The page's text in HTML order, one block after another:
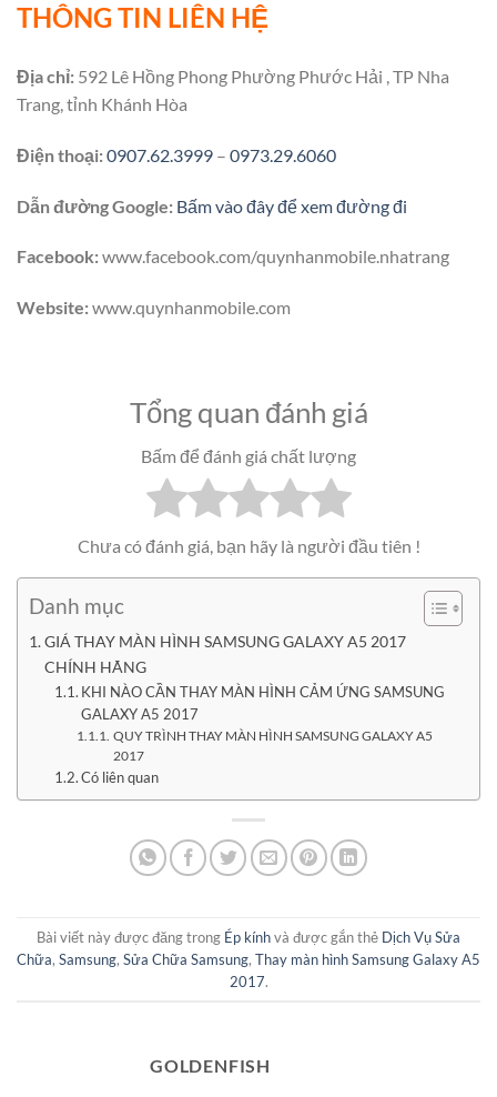
THÔNG TIN LIÊN HỆ
Địa chỉ: 592 Lê Hồng Phong Phường Phước Hải , TP Nha
Trang, tỉnh Khánh Hòa
Điện thoại:0907.62.3999 – 0973.29.6060
Dẫn đường Google: Bấm vào đây để xem đường đi
Facebook:www.facebook.com/quynhanmobile.nhatrang
Website:www.quynhanmobile.com
Tổng quan đánh giá
Bấm để đánh giá chất lượng
Chưa có đánh giá, bạn hãy là người đầu tiên !
Danh mục
GIÁ THAY MÀN HÌNH SAMSUNG GALAXY A5 2017
CHÍNH HÃNG
KHI NÀO CẦN THAY MÀN HÌNH CẢM ỨNG SAMSUNG
GALAXY A5 2017
QUY TRÌNH THAY MÀN HÌNH SAMSUNG GALAXY A5
2017
Có liên quan
Bài viết này được đăng trong Ép kínhvà được gắn thẻ Dịch Vụ Sửa
Chữa, Samsung, Sửa Chữa Samsung, Thay màn hình Samsung Galaxy A5
2017.
GOLDENFISH